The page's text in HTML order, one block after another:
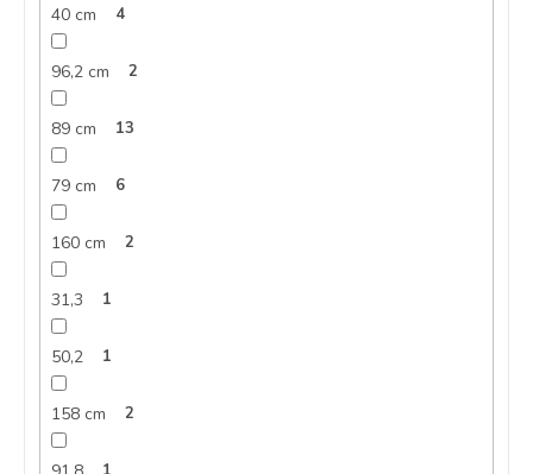
40 cm 4
96,2 cm 2
89 cm 13
79 cm 6
160 cm 2
31,3 1
50,2 1
158 cm 2